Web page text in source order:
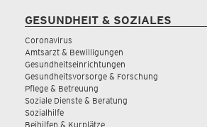
GESUNDHEIT & SOZIALES
Coronavirus
Amtsarzt & Bewilligungen
Gesundheitseinrichtungen
Gesundheitsvorsorge & Forschung
Pflege & Betreuung
Soziale Dienste & Beratung
Sozialhilfe
Beihilfen & Kurplätze